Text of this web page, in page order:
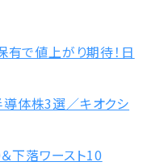
有で値上がり期待！日
体株3選／キオクシ
下落ワースト10